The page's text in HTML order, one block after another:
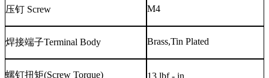
压钉 Screw M4
焊接端子Terminal Body Brass,Tin Plated
螺钉扭矩(Screw Torque) 13 lbf - in